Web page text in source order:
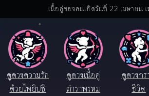
เนื้อคู่ของคนเกิดวันที่ 22 เมษายน
ดูดวงความรัก
ด้วยไพ่ยิปซี
ดูดวงเนื้อคู่
ตำราพรหม
ดูดวงกร
ชีวิต